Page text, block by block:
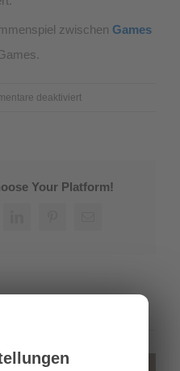
zwischen Games
deaktiviertfür
Your Platform!